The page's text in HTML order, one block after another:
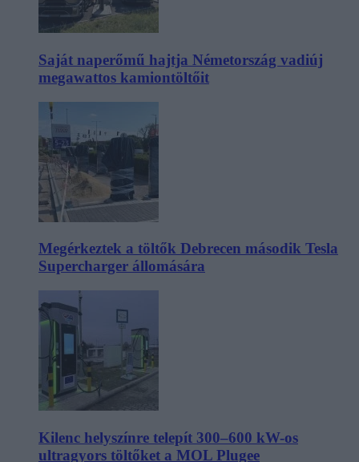
Saját naperőmű hajtja Németország vadiúj
megawattos kamiontöltőit
Megérkeztek a töltők Debrecen második Tesla
Supercharger állomására
Kilenc helyszínre telepít 300–600 kW-os
ultragyors töltőket a MOL Plugee